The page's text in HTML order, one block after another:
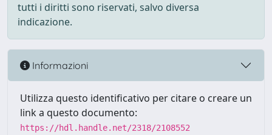
tutti i diritti sono riservati, salvo diversa
indicazione.
Informazioni
Utilizza questo identificativo per citare o creare un
link a questo documento:
https://hdl.handle.net/2318/2108552